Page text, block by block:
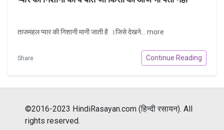
ताजमहल प्यार की निशानी मानी जाती है ।जिसे देखने... more
Share Continue Reading
©2016-2023 HindiRasayan.com (हिन्दी रसायन). All
rights reserved.